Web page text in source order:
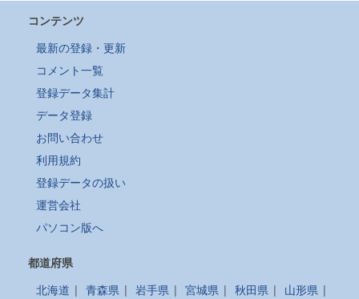
コンテンツ
最新の登録・更新
コメント一覧
登録データ集計
データ登録
お問い合わせ
利用規約
登録データの扱い
運営会社
パソコン版へ
都道府県
北海道 | 青森県 | 岩手県 | 宮城県 | 秋田県 | 山形県 |